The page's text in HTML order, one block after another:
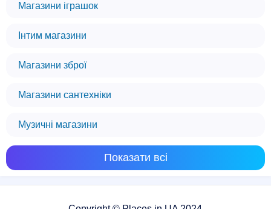
Магазини іграшок
Інтим магазини
Магазини зброї
Магазини сантехніки
Музичні магазини
Показати всі